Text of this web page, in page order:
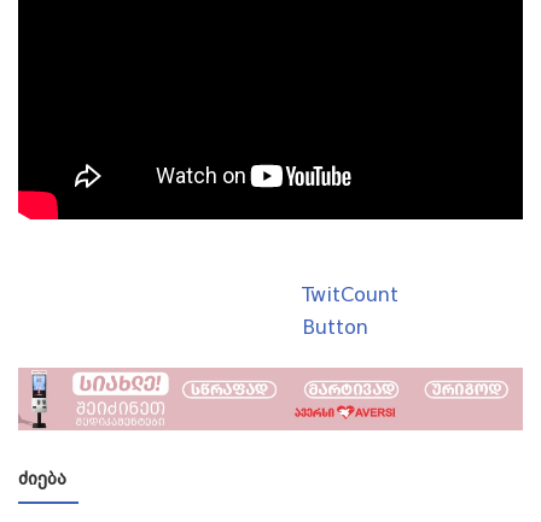
TwitCount
Button
ᲫᲘᲔᲑᲐ